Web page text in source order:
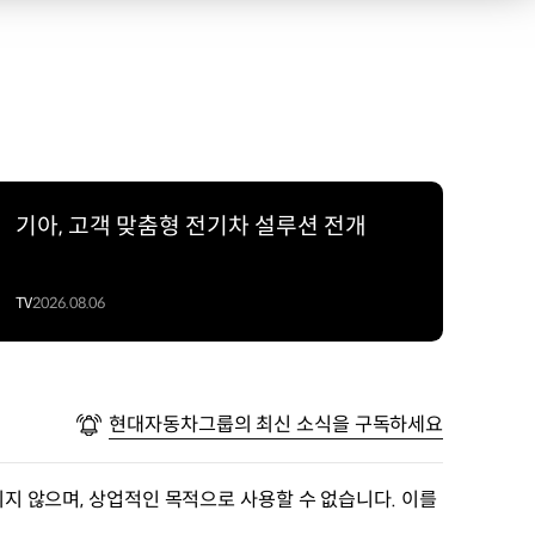
기아, 고객 맞춤형 전기차 설루션 전개
TV2026.08.06
현대자동차그룹의 최신 소식을 구독하세요
않으며, 상업적인 목적으로 사용할 수 없습니다. 이를